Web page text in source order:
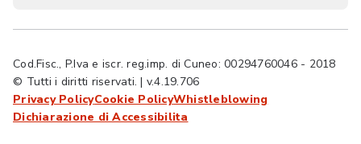
Cod.Fisc., P.Iva e iscr. reg.imp. di Cuneo: 00294760046 - 2018
© Tutti i diritti riservati. | v.4.19.706
Privacy PolicyCookie PolicyWhistleblowing
Dichiarazione di Accessibilita